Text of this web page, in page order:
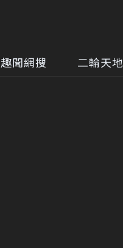
趣聞網搜 二輪天地